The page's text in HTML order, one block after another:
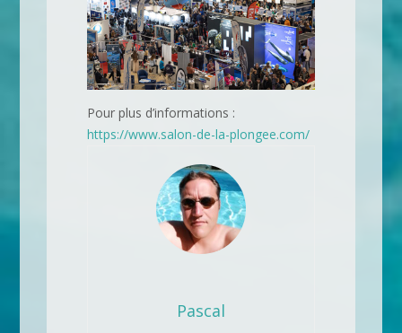
Pour plus d’informations :
https://www.salon-de-la-plongee.com/
Pascal